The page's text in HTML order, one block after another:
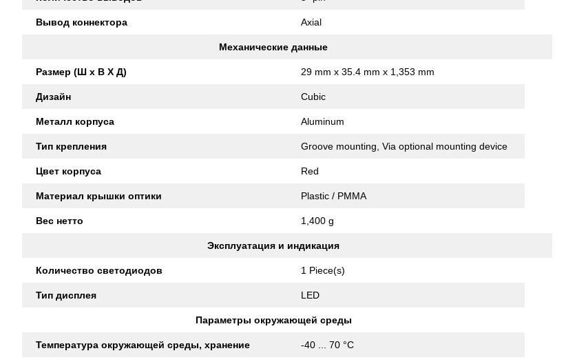
Вывод коннектора Axial
Механические данные
Размер (Ш x В X Д) 29 mm x 35.4 mm x 1,353 mm
Дизайн Cubic
Металл корпуса Aluminum
Тип крепления Groove mounting, Via optional mounting device
Цвет корпуса Red
Материал крышки оптики Plastic / PMMA
Вес нетто 1,400 g
Эксплуатация и индикация
Количество светодиодов 1 Piece(s)
Тип дисплея LED
Параметры окружающей среды
Температура окружающей среды, хранение -40 ... 70 °C